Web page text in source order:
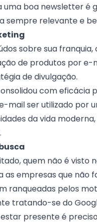
uma boa newsletter é
sempre relevante e
sobre sua
de produtos pore-
de divulgação.
com eficácia
mail ser utilizado por
da vida
quem não é visto
as empresas que não
ranqueadas pelos
tratando-se do
estar presente é